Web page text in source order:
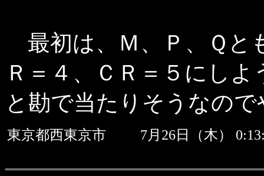
最初は、Ｍ、Ｐ、Ｑと
Ｒ＝４、ＣＲ＝５にし
と勘で当たりそうなの
東京都西東京市 7月26日（木）